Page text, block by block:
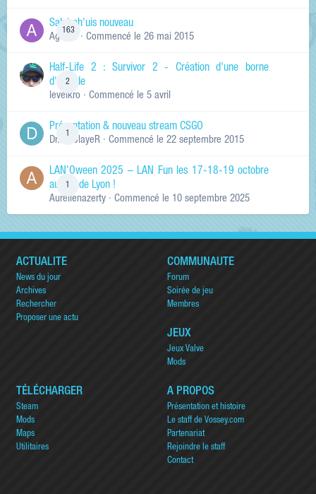
163
Salut ch'uis nouveau
Ag0Nie · Commencé le 26 mai 2015
2
Half-Life 2 : Survivor 2 - Création d'une borne
d'arcade
levelkro · Commencé le 5 avril
Présentation & nouveau stream CSGO
Dr.KinSlayeR · Commencé le 22 septembre 2015
LAN'Oween 2025 – LAN Fun les 17-18-19 octobre
au sud de Lyon !
Aurelienazerty · Commencé le 10 septembre 2025
ACTUALITÉ
News du jour
Archives
Rechercher
Proposer une actu
COMMUNAUTÉ
Forum
Soirée de jeu
Membres
JEUX
Jeux Valve
Mods
TÉLÉCHARGER
Steam
Mods
Maps
Utilitaires
A PROPOS
Présentation et histoire
Le staff de Vossey.com
Partenariat
Rejoindre le staff
Contact